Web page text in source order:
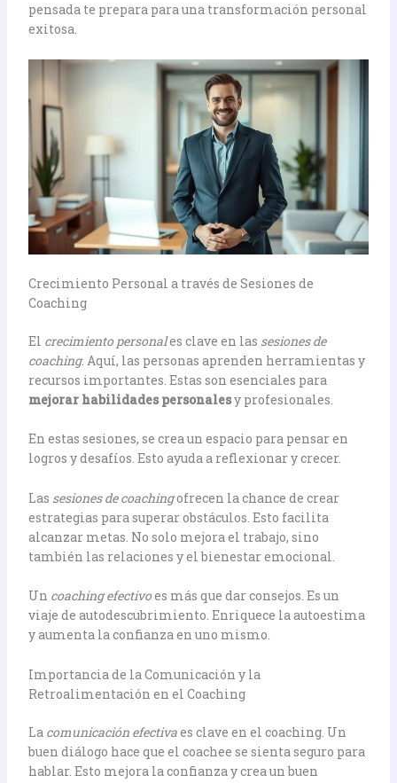
pensada te prepara para una transformación personal
exitosa.
Crecimiento Personal a través de Sesiones de
Coaching
El crecimiento personales clave en las sesiones de
coaching. Aquí, las personas aprenden herramientas y
recursos importantes. Estas son esenciales para
mejorar habilidades personalesy profesionales.
En estas sesiones, se crea un espacio para pensar en
logros y desafíos. Esto ayuda a reflexionar y crecer.
Las sesiones de coachingofrecen la chance de crear
estrategias para superar obstáculos. Esto facilita
alcanzar metas. No solo mejora el trabajo, sino
también las relaciones y el bienestar emocional.
Un coaching efectivoes más que dar consejos. Es un
viaje de autodescubrimiento. Enriquece la autoestima
y aumenta la confianza en uno mismo.
Importancia de la Comunicación y la
Retroalimentación en el Coaching
La comunicación efectivaes clave en el coaching. Un
buen diálogo hace que el coachee se sienta seguro para
hablar. Esto mejora la confianza y crea un buen